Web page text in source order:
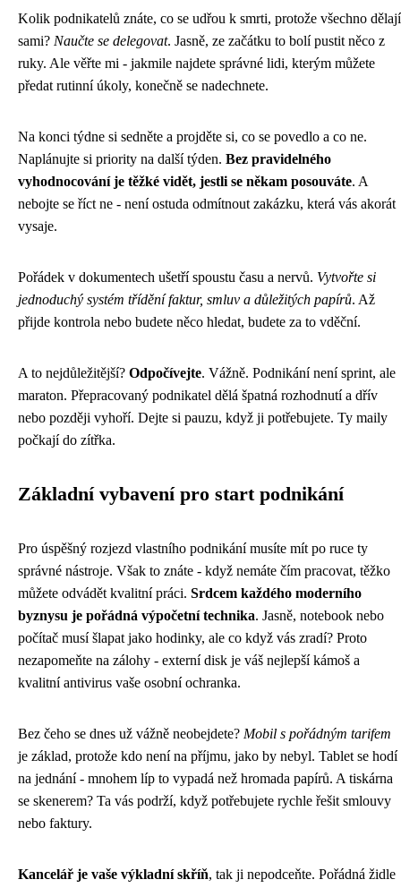
Kolik podnikatelů znáte, co se udřou k smrti, protože všechno dělají
sami? Naučte se delegovat. Jasně, ze začátku to bolí pustit něco z
ruky. Ale věřte mi - jakmile najdete správné lidi, kterým můžete
předat rutinní úkoly, konečně se nadechnete.
Na konci týdne si sedněte a projděte si, co se povedlo a co ne.
Naplánujte si priority na další týden. Bez pravidelného
vyhodnocování je těžké vidět, jestli se někam posouváte. A
nebojte se říct ne - není ostuda odmítnout zakázku, která vás akorát
vysaje.
Pořádek v dokumentech ušetří spoustu času a nervů. Vytvořte si
jednoduchý systém třídění faktur, smluv a důležitých papírů. Až
přijde kontrola nebo budete něco hledat, budete za to vděční.
A to nejdůležitější? Odpočívejte. Vážně. Podnikání není sprint, ale
maraton. Přepracovaný podnikatel dělá špatná rozhodnutí a dřív
nebo později vyhoří. Dejte si pauzu, když ji potřebujete. Ty maily
počkají do zítřka.
Základní vybavení pro start podnikání
Pro úspěšný rozjezd vlastního podnikání musíte mít po ruce ty
správné nástroje. Však to znáte - když nemáte čím pracovat, těžko
můžete odvádět kvalitní práci. Srdcem každého moderního
byznysu je pořádná výpočetní technika. Jasně, notebook nebo
počítač musí šlapat jako hodinky, ale co když vás zradí? Proto
nezapomeňte na zálohy - externí disk je váš nejlepší kámoš a
kvalitní antivirus vaše osobní ochranka.
Bez čeho se dnes už vážně neobejdete? Mobil s pořádným tarifem
je základ, protože kdo není na příjmu, jako by nebyl. Tablet se hodí
na jednání - mnohem líp to vypadá než hromada papírů. A tiskárna
se skenerem? Ta vás podrží, když potřebujete rychle řešit smlouvy
nebo faktury.
Kancelář je vaše výkladní skříň, tak ji nepodceňte. Pořádná židle